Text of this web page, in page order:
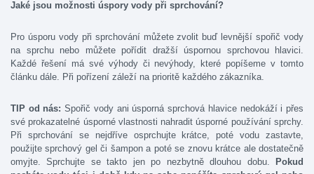
Jaké jsou možnosti úspory vody při sprchování?
Pro úsporu vody při sprchování můžete zvolit buď levnější spořič vody
na sprchu nebo můžete pořídit dražší úspornou sprchovou hlavici.
Každé řešení má své výhody či nevýhody, které popíšeme v tomto
článku dále. Při pořízení záleží na prioritě každého zákazníka.
TIP od nás:Spořič vody ani úsporná sprchová hlavice nedokáží i přes
své prokazatelné úsporné vlastnosti nahradit úsporné používání sprchy.
Při sprchování se nejdříve osprchujte krátce, poté vodu zastavte,
použijte sprchový gel či šampon a poté se znovu krátce ale dostatečně
omyjte. Sprchujte se takto jen po nezbytně dlouhou dobu.
Pokud